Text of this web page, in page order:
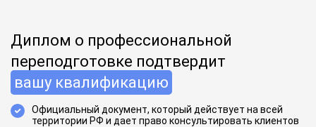
Диплом о профессиональной
переподготовке подтвердит
вашу квалификацию
Официальный документ, который действует на всей
территории РФ и дает право консультировать клиентов